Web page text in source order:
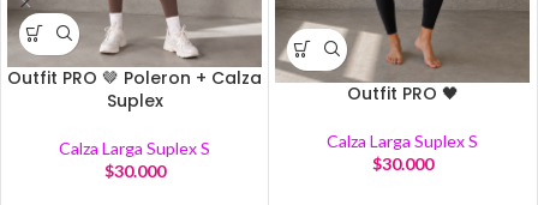
Outfit PRO 🤎 Poleron + Calza
Suplex
Calza Larga Suplex S
$30.000
Outfit PRO 🖤
Calza Larga Suplex S
$30.000